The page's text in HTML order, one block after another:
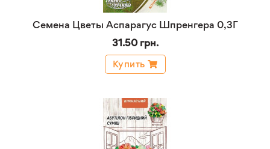
Семена Цветы Аспарагус Шпренгера 0,3Г
31.50 грн.
Купить